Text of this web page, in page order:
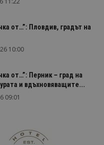
от…”: Пловдив, градът на
10:00
от…”: Перник – град на
и вдъхновяващите...
09:01
на
на
се